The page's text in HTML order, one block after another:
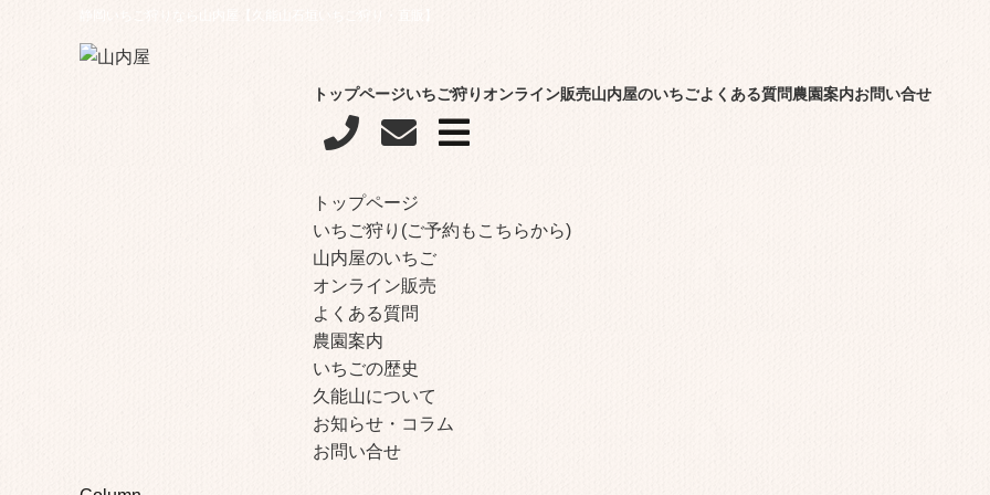
トップページいちご狩りオンライン販売山内屋のいちごよくある質問農園案内お問い合せ
トップページ
いちご狩り(ご予約もこちらから)
山内屋のいちご
オンライン販売
よくある質問
農園案内
いちごの歴史
久能山について
お知らせ・コラム
お問い合せ